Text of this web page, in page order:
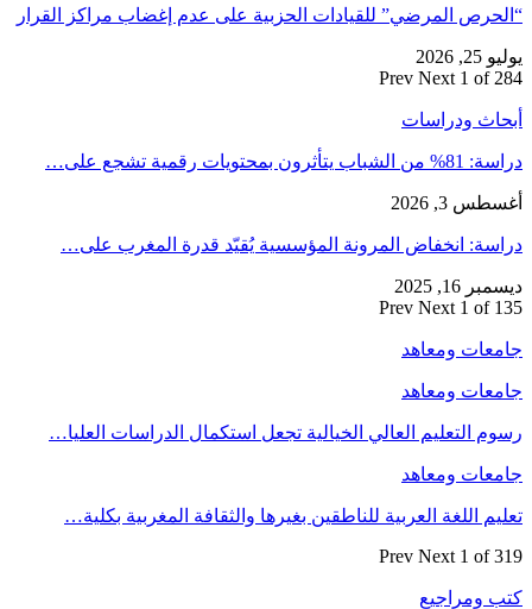
“الحرص المرضي” للقيادات الحزبية على عدم إغضاب مراكز القرار
يوليو 25, 2026
Prev Next 1 of 284
أبحاث ودراسات
دراسة: 81% من الشباب يتأثرون بمحتويات رقمية تشجع على…
أغسطس 3, 2026
دراسة: انخفاض المرونة المؤسسية يُقيّد قدرة المغرب على…
ديسمبر 16, 2025
Prev Next 1 of 135
جامعات ومعاهد
جامعات ومعاهد
رسوم التعليم العالي الخيالية تجعل استكمال الدراسات العليا…
جامعات ومعاهد
تعليم اللغة العربية للناطقين بغيرها والثقافة المغربية بكلية…
Prev Next 1 of 319
كتب ومراجيع